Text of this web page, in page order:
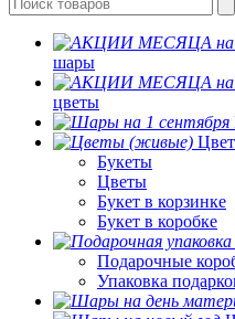
шары
цветы
Букеты
Цветы
Букет в корзинке
Букет в коробке
Подарочные
Упаковка